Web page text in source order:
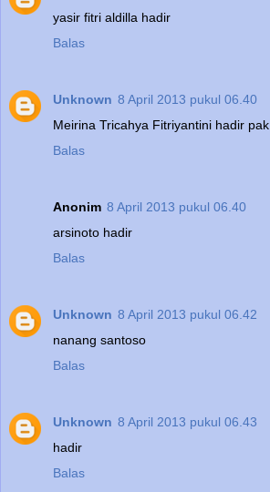
yasir fitri aldilla hadir
Balas
Unknown 8 April 2013 pukul 06.40
Meirina Tricahya Fitriyantini hadir pak
Balas
Anonim 8 April 2013 pukul 06.40
arsinoto hadir
Balas
Unknown 8 April 2013 pukul 06.42
nanang santoso
Balas
Unknown 8 April 2013 pukul 06.43
hadir
Balas